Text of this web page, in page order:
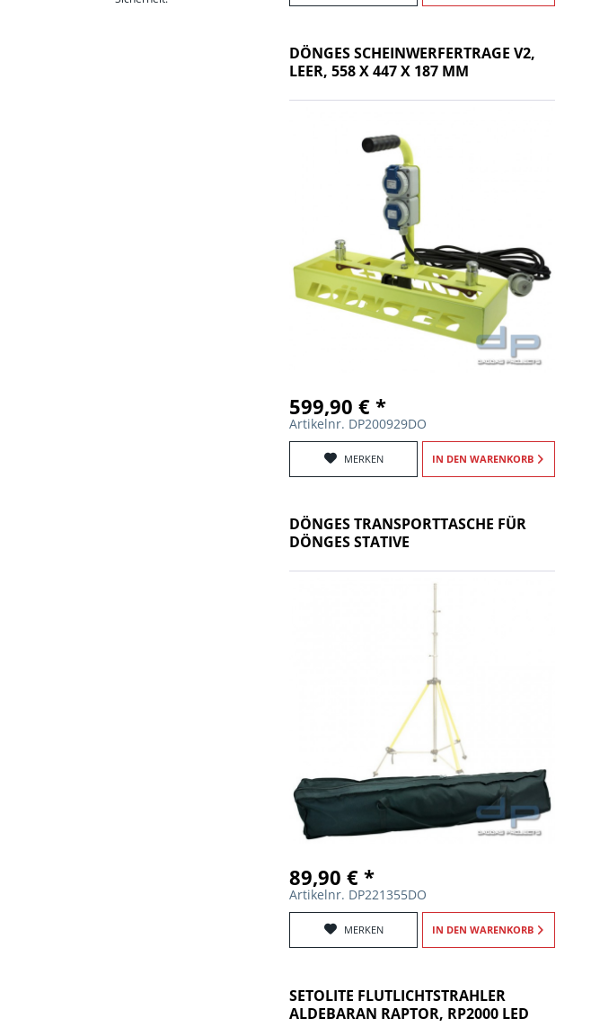
DÖNGES SCHEINWERFERTRAGE V2,
LEER, 558 X 447 X 187 MM
599,90 € *
Artikelnr. DP200929DO
MERKEN IN DEN WARENKORB
DÖNGES TRANSPORTTASCHE FÜR
DÖNGES STATIVE
89,90 € *
Artikelnr. DP221355DO
MERKEN IN DEN WARENKORB
SETOLITE FLUTLICHTSTRAHLER
ALDEBARAN RAPTOR, RP2000 LED